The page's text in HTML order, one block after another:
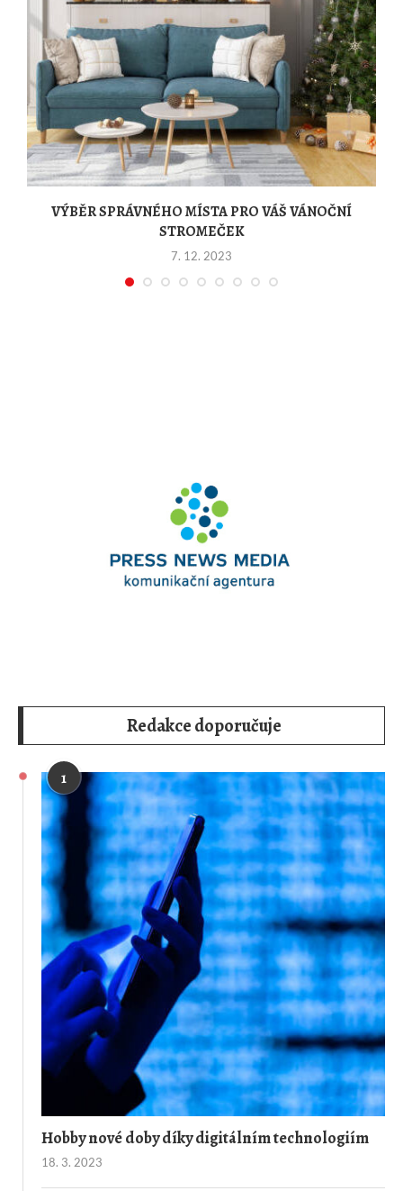
VÝBĚR SPRÁVNÉHO MÍSTA PRO VÁŠ VÁNOČNÍ
STROMEČEK
7. 12. 2023
Redakce doporučuje
1
Hobby nové doby díky digitálním technologiím
18. 3. 2023